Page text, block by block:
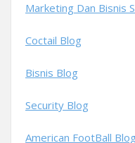
Marketing Dan Bisnis
Coctail Blog
Bisnis Blog
Security Blog
American FootBall Blog